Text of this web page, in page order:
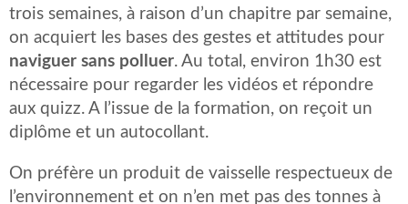
trois semaines, à raison d’un chapitre par semaine,
on acquiert les bases des gestes et attitudes pour
naviguer sans polluer. Au total, environ 1h30 est
nécessaire pour regarder les vidéos et répondre
aux quizz. A l’issue de la formation, on reçoit un
diplôme et un autocollant.
On préfère un produit de vaisselle respectueux de
l’environnement et on n’en met pas des tonnes à